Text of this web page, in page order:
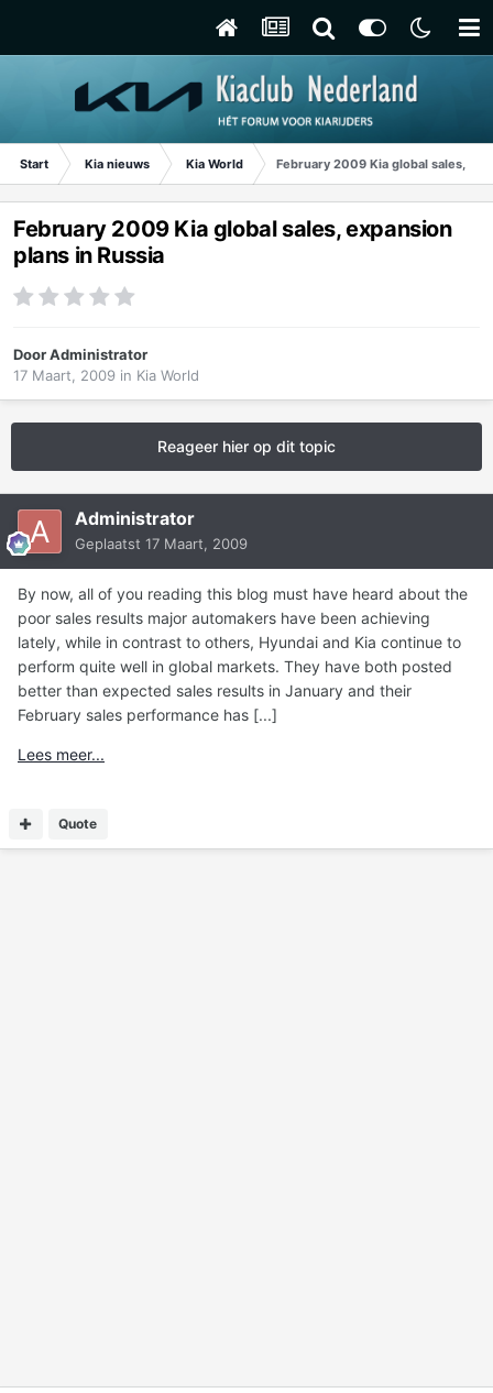
Start Kia nieuws Kia World February 2009 Kia global sales,
February 2009 Kia global sales, expansion
plans in Russia
DoorAdministrator
17 Maart, 2009 in Kia World
Reageer hier op dit topic
Administrator
Geplaatst 17 Maart, 2009
By now, all of you reading this blog must have heard about the
poor sales results major automakers have been achieving
lately, while in contrast to others, Hyundai and Kia continue to
perform quite well in global markets. They have both posted
better than expected sales results in January and their
February sales performance has [...]
Lees meer...
Quote